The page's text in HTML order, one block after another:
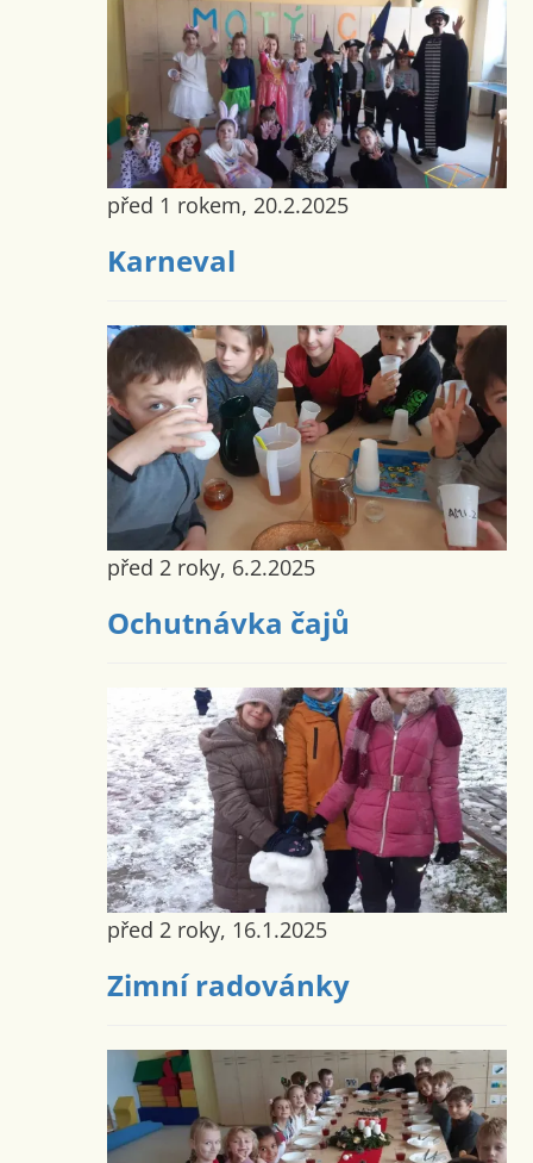
před 1 rokem, 20.2.2025
Karneval
před 2 roky, 6.2.2025
Ochutnávka čajů
před 2 roky, 16.1.2025
Zimní radovánky